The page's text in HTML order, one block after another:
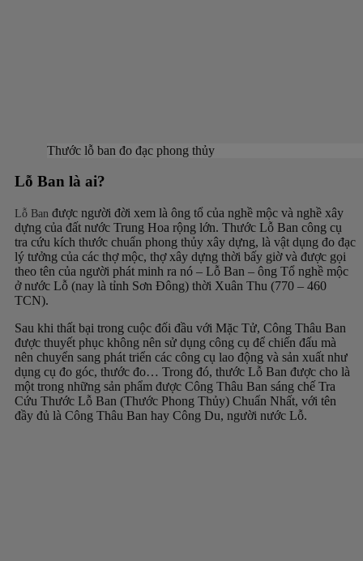
Thước lỗ ban đo đạc phong thủy
Lỗ Ban là ai?
Lỗ Ban được người đời xem là ông tổ của nghề mộc và nghề xây
dựng của đất nước Trung Hoa rộng lớn. Thước Lỗ Ban công cụ
tra cứu kích thước chuẩn phong thủy xây dựng, là vật dụng đo đạc
lý tưởng của các thợ mộc, thợ xây dựng thời bấy giờ và được gọi
theo tên của người phát minh ra nó – Lỗ Ban – ông Tổ nghề mộc
ở nước Lỗ (nay là tỉnh Sơn Đông) thời Xuân Thu (770 – 460
TCN).
Sau khi thất bại trong cuộc đối đầu với Mặc Tử, Công Thâu Ban
được thuyết phục không nên sử dụng công cụ để chiến đấu mà
nên chuyển sang phát triển các công cụ lao động và sản xuất như
dụng cụ đo góc, thước đo… Trong đó, thước Lỗ Ban được cho là
một trong những sản phẩm được Công Thâu Ban sáng chế Tra
Cứu Thước Lỗ Ban (Thước Phong Thủy) Chuẩn Nhất, với tên
đầy đủ là Công Thâu Ban hay Công Du, người nước Lỗ.